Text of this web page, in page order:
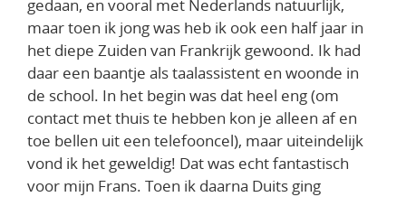
gedaan, en vooral met Nederlands natuurlijk,
maar toen ik jong was heb ik ook een half jaar in
het diepe Zuiden van Frankrijk gewoond. Ik had
daar een baantje als taalassistent en woonde in
de school. In het begin was dat heel eng (om
contact met thuis te hebben kon je alleen af en
toe bellen uit een telefooncel), maar uiteindelijk
vond ik het geweldig! Dat was echt fantastisch
voor mijn Frans. Toen ik daarna Duits ging